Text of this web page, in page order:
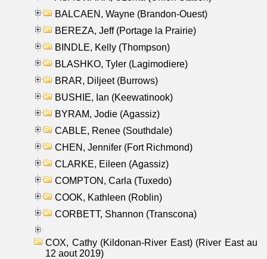
BALCAEN, Wayne (Brandon-Ouest)
BEREZA, Jeff (Portage la Prairie)
BINDLE, Kelly (Thompson)
BLASHKO, Tyler (Lagimodiere)
BRAR, Diljeet (Burrows)
BUSHIE, Ian (Keewatinook)
BYRAM, Jodie (Agassiz)
CABLE, Renee (Southdale)
CHEN, Jennifer (Fort Richmond)
CLARKE, Eileen (Agassiz)
COMPTON, Carla (Tuxedo)
COOK, Kathleen (Roblin)
CORBETT, Shannon (Transcona)
COX, Cathy (Kildonan-River East) (River East au
12 aout 2019)